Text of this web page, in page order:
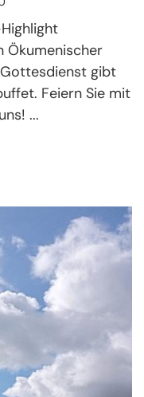
Ökumenischer
gibt
Feiern Sie mit
...